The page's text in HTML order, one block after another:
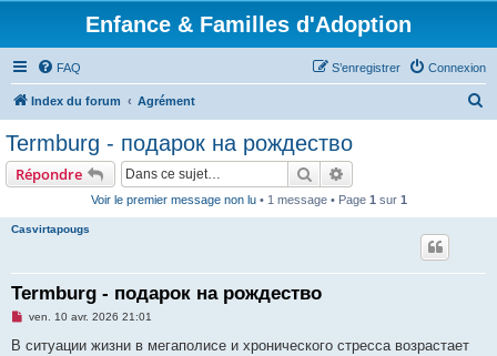
Enfance & Familles d'Adoption
FAQ Connexion
S’enregistrer
Index du forum Agrément
Termburg - подарок на рождество
Répondre Rechercher
Voir le premier message non lu• 1 message • Page 1 sur 1
Casvirtapougs
Termburg - подарок на рождество
M
s
ven. 10 avr. 2026 21:01
В ситуации жизни в мегаполисе и хронического стресса возрастает